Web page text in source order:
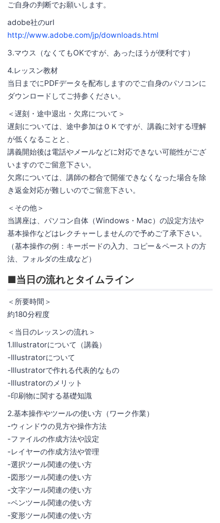
ご自身の判断でお願いします。
adobe社のurl
http://www.adobe.com/jp/downloads.html
3.マウス（なくてもOKですが、あったほうが便利です）
4.レッスン教材
当日までにPDFデータを配布しますのでご自身のパソコンに
ダウンロードしてご持参ください。
＜遅刻・途中退出・欠席について＞
遅刻については、途中参加はＯＫですが、講義に対する理解
が低くなることと、
講義開始後は電話やメールなどに対応できない可能性がござ
いますのでご留意下さい。
欠席については、講師の都合で開催できなくなった場合を除
き返金対応が難しいのでご留意下さい。
＜その他＞
当講座は、パソコン自体（Windows・Mac）の設定方法や
基本操作などはレクチャーしませんので予めご了承下さい。
（基本操作の例：キーボードの入力、コピー＆ペーストの方
法、フォルダの生成など）
■当日の流れとタイムライン
＜所要時間＞
約180分程度
＜当日のレッスンの流れ＞
1.Illustratorについて（講義）
-Illustratorについて
-Illustratorで作れる代表的なもの
-Illustratorのメリット
-印刷物に関する基礎知識
2.基本操作やツールの使い方（ワーク作業）
-ウィンドウの見方や操作方法
-ファイルの作成方法や設定
-レイヤーの作成方法や管理
-選択ツール関連の使い方
-図形ツール関連の使い方
-文字ツール関連の使い方
-ペンツール関連の使い方
-変形ツール関連の使い方